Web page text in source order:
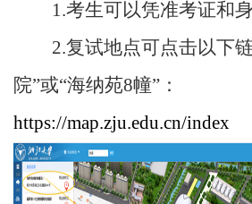
1.考生可以凭准考证和
2.复试地点可点击以下
院”或“海纳苑8幢”：
https://map.zju.edu.cn/index